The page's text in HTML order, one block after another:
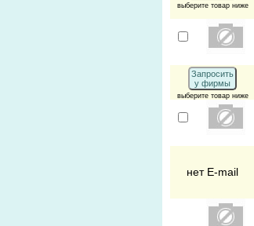
выберите товар ниже
Запросить
у фирмы
выберите товар ниже
нет E-mail